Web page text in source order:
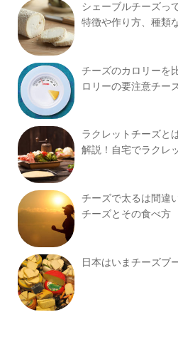
シェーブルチーズっ
特徴や作り方、種類
チーズのカロリーを
ロリーの要注意チー
ラクレットチーズと
解説！自宅でラクレ
チーズで太るは間違
チーズとその食べ方
日本はいまチーズブ